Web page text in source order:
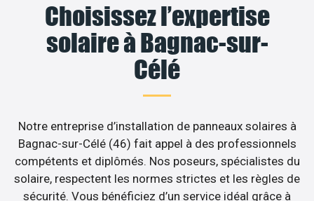
Choisissez l’expertise
solaire à Bagnac-sur-
Célé
Notre entreprise d’installation de panneaux solaires à
Bagnac-sur-Célé (46) fait appel à des professionnels
compétents et diplômés. Nos poseurs, spécialistes du
solaire, respectent les normes strictes et les règles de
sécurité. Vous bénéficiez d’un service idéal grâce à